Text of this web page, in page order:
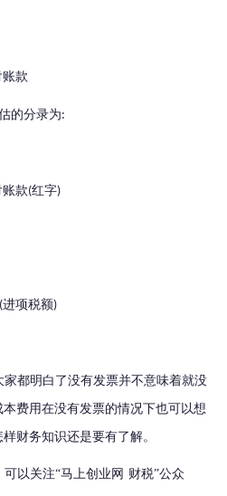
款
的分录为:
款(红字)
(进项税额)
家都明白了没有发票并不意味着就没
费用在没有发票的情况下也可以想
财务知识还是要有了解。
可以关注“马上创业网 财税”公众